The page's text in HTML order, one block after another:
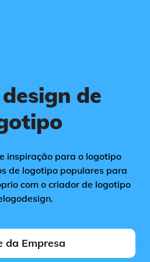
de
inspiração para o logotipo
de logotipo populares para
com o criador de logotipo